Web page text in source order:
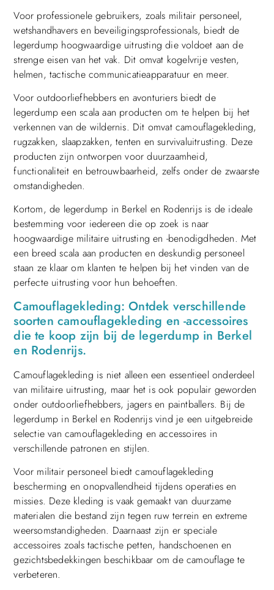
Voor professionele gebruikers, zoals militair personeel,
wetshandhavers en beveiligingsprofessionals, biedt de
legerdump hoogwaardige uitrusting die voldoet aan de
strenge eisen van het vak. Dit omvat kogelvrije vesten,
helmen, tactische communicatieapparatuur en meer.
Voor outdoorliefhebbers en avonturiers biedt de
legerdump een scala aan producten om te helpen bij het
verkennen van de wildernis. Dit omvat camouflagekleding,
rugzakken, slaapzakken, tenten en survivaluitrusting. Deze
producten zijn ontworpen voor duurzaamheid,
functionaliteit en betrouwbaarheid, zelfs onder de zwaarste
omstandigheden.
Kortom, de legerdump in Berkel en Rodenrijs is de ideale
bestemming voor iedereen die op zoek is naar
hoogwaardige militaire uitrusting en -benodigdheden. Met
een breed scala aan producten en deskundig personeel
staan ze klaar om klanten te helpen bij het vinden van de
perfecte uitrusting voor hun behoeften.
Camouflagekleding: Ontdek verschillende
soorten camouflagekleding en -accessoires
die te koop zijn bij de legerdump in Berkel
en Rodenrijs.
Camouflagekleding is niet alleen een essentieel onderdeel
van militaire uitrusting, maar het is ook populair geworden
onder outdoorliefhebbers, jagers en paintballers. Bij de
legerdump in Berkel en Rodenrijs vind je een uitgebreide
selectie van camouflagekleding en accessoires in
verschillende patronen en stijlen.
Voor militair personeel biedt camouflagekleding
bescherming en onopvallendheid tijdens operaties en
missies. Deze kleding is vaak gemaakt van duurzame
materialen die bestand zijn tegen ruw terrein en extreme
weersomstandigheden. Daarnaast zijn er speciale
accessoires zoals tactische petten, handschoenen en
gezichtsbedekkingen beschikbaar om de camouflage te
verbeteren.